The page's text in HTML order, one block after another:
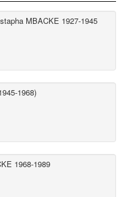
MBACKE 1927-1945
1968)
1968-1989